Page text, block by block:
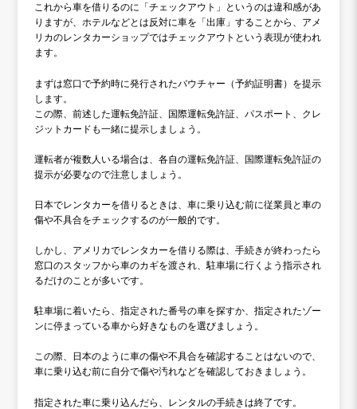
これから車を借りるのに「チェックアウト」というのは違和感があ
りますが、ホテルなどとは反対に車を「出庫」することから、アメ
リカのレンタカーショップではチェックアウトという表現が使われ
ます。
まずは窓口で予約時に発行されたバウチャー（予約証明書）を提示
します。
この際、前述した運転免許証、国際運転免許証、パスポート、クレ
ジットカードも一緒に提示しましょう。
運転者が複数人いる場合は、各自の運転免許証、国際運転免許証の
提示が必要なので注意しましょう。
日本でレンタカーを借りるときは、車に乗り込む前に従業員と車の
傷や不具合をチェックするのが一般的です。
しかし、アメリカでレンタカーを借りる際は、手続きが終わったら
窓口のスタッフから車のカギを渡され、駐車場に行くよう指示され
るだけのことが多いです。
駐車場に着いたら、指定された番号の車を探すか、指定されたゾー
ンに停まっている車から好きなものを選びましょう。
この際、日本のように車の傷や不具合を確認することはないので、
車に乗り込む前に自分で傷や汚れなどを確認しておきましょう。
指定された車に乗り込んだら、レンタルの手続きは終了です。